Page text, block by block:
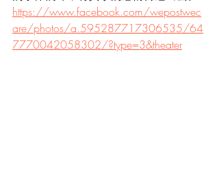
https://www.facebook.com/wepostwec
are/photos/a.595287717306535/64
7770042058302/?type=3&theater